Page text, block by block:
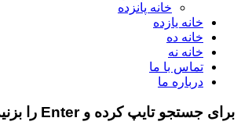
خانه پانزده
خانه یازده
خانه ده
خانه نه
تماس با ما
درباره ما
برای جستجو تایپ کرده و Enter را بزنید